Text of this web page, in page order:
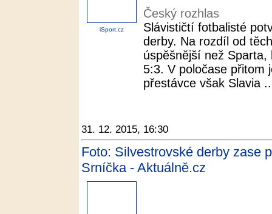
iSport.cz
Český rozhlas
Slávističtí fotbalisté
derby. Na rozdíl od
úspěšnější než
5:3. V poločase přitom
přestávce však Slavia
31. 12. 2015, 16:30
Foto: Silvestrovské derby zase
Srníčka - Aktuálně.cz